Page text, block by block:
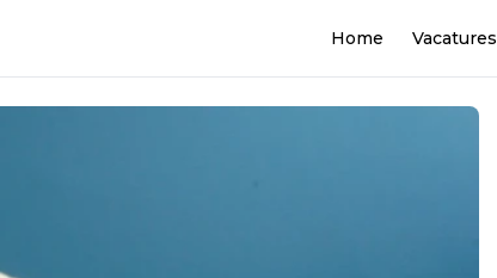
Home Vacatures